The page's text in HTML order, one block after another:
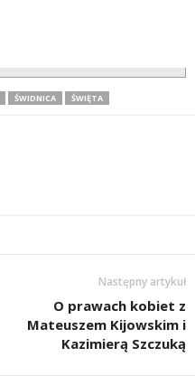
ŚWIDNICA ŚWIĘTA
Następny artykuł
O prawach kobiet z
Mateuszem Kijowskim i
Kazimierą Szczuką